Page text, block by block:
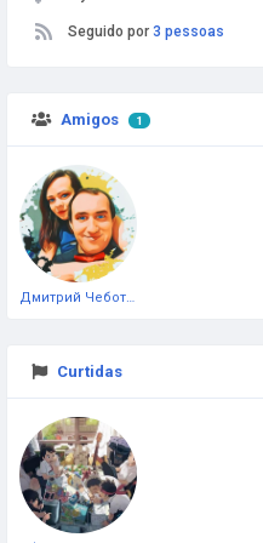
Seguido por 3 pessoas
Amigos 1
Curtidas